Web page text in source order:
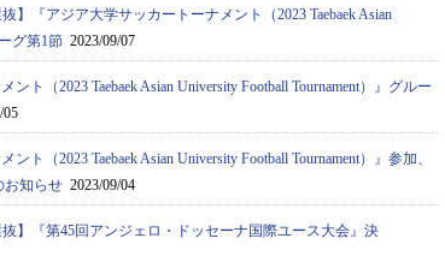
】『アジア⼤学サッカートーナメント（2023 Taebaek Asian
グ第1節 2023/09/07
ント（2023 Taebaek Asian University Football Tournament）』グルー
05
ント（2023 Taebaek Asian University Football Tournament）』参加、
お知らせ 2023/09/04
抜】『第45回アンジェロ・ドッセーナ国際ユース大会』決